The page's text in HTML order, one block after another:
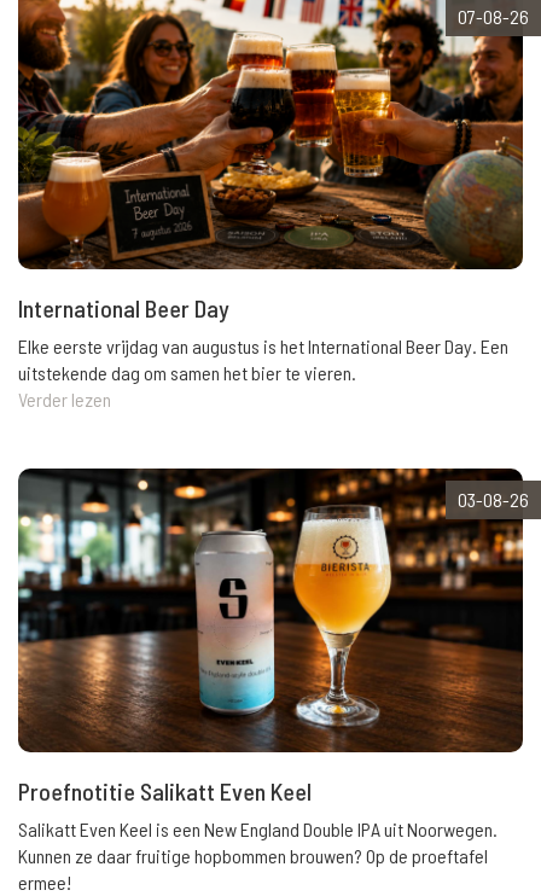
07-08-26
International Beer Day
Elke eerste vrijdag van augustus is het International Beer Day. Een
uitstekende dag om samen het bier te vieren.
Verder lezen
03-08-26
Proefnotitie Salikatt Even Keel
Salikatt Even Keel is een New England Double IPA uit Noorwegen.
Kunnen ze daar fruitige hopbommen brouwen? Op de proeftafel
ermee!